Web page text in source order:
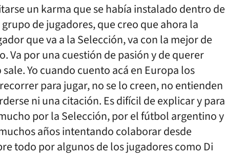
un karma que se había instalado dentro de
de jugadores, que creo que ahora la
que va a la Selección, va con la mejor de
Va por una cuestión de pasión y de querer
Yo cuando cuento acá en Europa los
para jugar, no se lo creen, no entienden
ni una citación. Es difícil de explicar y para
por la Selección, por el fútbol argentino y
años intentando colaborar desde
todo por algunos de los jugadores como Di